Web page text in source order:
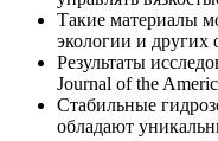
Такие материалы
экологии и других
Результаты
Journal of the
Стабильные
обладают